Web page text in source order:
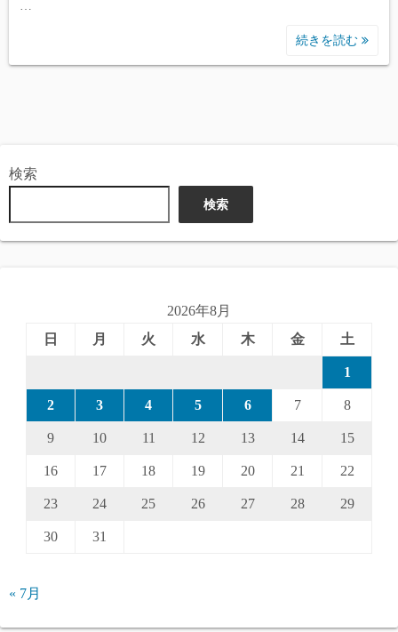
…
続きを読む
検索
検索
2026年8月
日
月 火 水 木 金 土
1
2 3 4 5 6 7 8
9 10 11 12 13 14 15
16 17 18 19 20 21 22
23 24 25 26 27 28 29
30 31
« 7月